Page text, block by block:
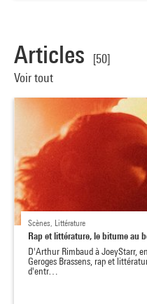
Articles
[50]
Voir tout
Scènes, Littérature
Rap et littérature, le bitume au
D'Arthur Rimbaud à JoeyStarr,
Geroges Brassens, rap et
d'entr…